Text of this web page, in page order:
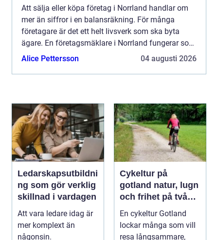
Att sälja eller köpa företag i Norrland handlar om
mer än siffror i en balansräkning. För många
företagare är det ett helt livsverk som ska byta
ägare. En företagsmäklare i Norrland fungerar som
länk mellan säljare och köpare, skapar struktur i
Alice Pettersson 04 augusti 2026
Ledarskapsutbildni
ng som gör verklig
skillnad i vardagen
Att vara ledare idag är
mer komplext än
någonsin.
Cykeltur på
gotland natur, lugn
och frihet på två
hjul
En cykeltur Gotland
lockar många som vill
resa långsammare,